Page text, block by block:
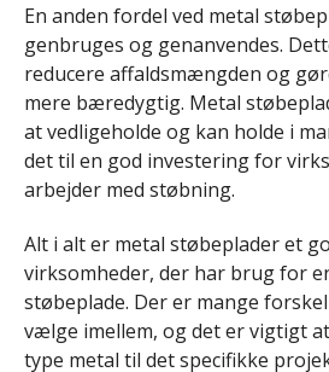
En anden fordel ved metal
genbruges og genanvendes.
reducere affaldsmængden og
mere bæredygtig. Metal
at vedligeholde og kan holde i
det til en god investering for
arbejder med støbning.
Alt i alt er metal støbeplader et
virksomheder, der har brug for
støbeplade. Der er mange
vælge imellem, og det er vigtigt
type metal til det specifikke